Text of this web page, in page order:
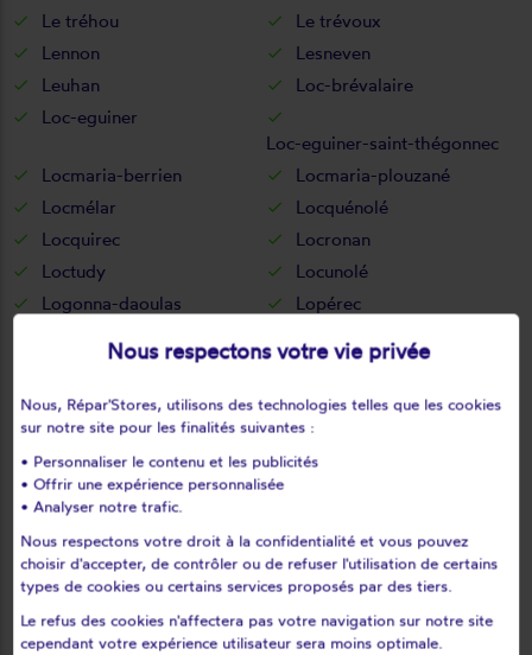
Le tréhou
Le trévoux
Lennon
Lesneven
Leuhan
Loc-brévalaire
Loc-eguiner
Loc-eguiner-saint-thégonnec
Locmaria-berrien
Locmaria-plouzané
Locmélar
Locquénolé
Locquirec
Locronan
Loctudy
Locunolé
Logonna-daoulas
Lopérec
Mahalon
Melgven
Mellac
Mespaul
Milizac
Moëlan-sur-mer
Morlaix
Motreff
Penmarch
Peumerit
Peumérit
Plabennec
Pleuven
Pleyben
Nous respectons votre vie privée
Nous, Répar'Stores, utilisons des technologies telles que les cookies
sur notre site pour les finalités suivantes :
• Personnaliser le contenu et les publicités
• Offrir une expérience personnalisée
• Analyser notre trafic.
Nous respectons votre droit à la confidentialité et vous pouvez
choisir d'accepter, de contrôler ou de refuser l'utilisation de certains
types de cookies ou certains services proposés par des tiers.
Le refus des cookies n'affectera pas votre navigation sur notre site
cependant votre expérience utilisateur sera moins optimale.